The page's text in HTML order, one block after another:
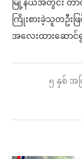
မြို့နယ်အတွင်း တ
ကြိုးစားခဲ့သူတဦး
အလေးထားဆော
၅ နှစ် အ